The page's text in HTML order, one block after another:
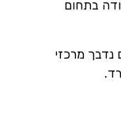
בתחום
נדבך מרכזי